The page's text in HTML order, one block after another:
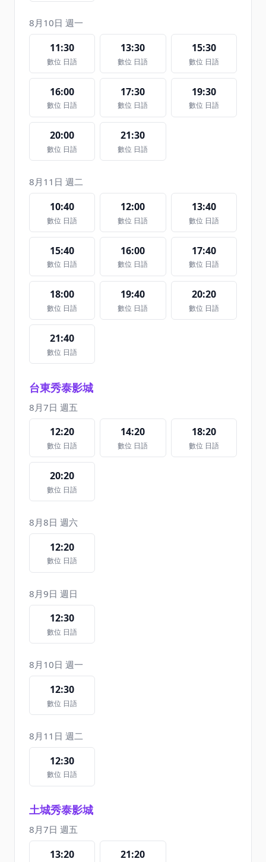
8月10日 週一
11:30
數位 日語
13:30
數位 日語
15:30
數位 日語
16:00
數位 日語
17:30
數位 日語
19:30
數位 日語
20:00
數位 日語
21:30
數位 日語
8月11日 週二
10:40
數位 日語
12:00
數位 日語
13:40
數位 日語
15:40
數位 日語
16:00
數位 日語
17:40
數位 日語
18:00
數位 日語
19:40
數位 日語
20:20
數位 日語
21:40
數位 日語
台東秀泰影城
8月7日 週五
12:20
數位 日語
14:20
數位 日語
18:20
數位 日語
20:20
數位 日語
8月8日 週六
12:20
數位 日語
8月9日 週日
12:30
數位 日語
8月10日 週一
12:30
數位 日語
8月11日 週二
12:30
數位 日語
土城秀泰影城
8月7日 週五
13:20 21:20